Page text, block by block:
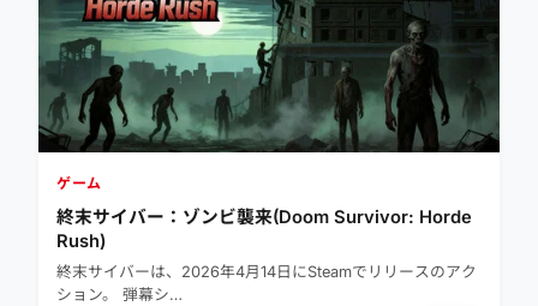
ゲーム
終末サイバー：ゾンビ襲来(Doom Survivor: Horde
Rush)
終末サイバーは、2026年4月14日にSteamでリリースのアク
ション。 弾幕シ…